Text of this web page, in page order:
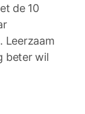
de 10
Leerzaam
beter wil